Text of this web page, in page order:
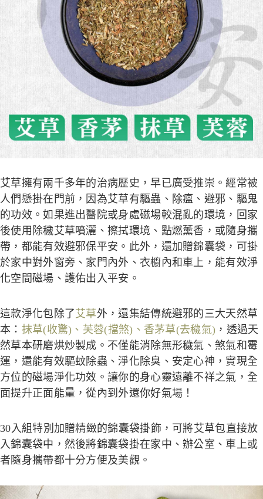
艾草擁有兩千多年的治病歷史，早已廣受推崇。經常被
人們懸掛在門前， 因為艾草有驅蟲、除瘟、避邪、驅鬼
的功效。如果進出醫院或身處磁場較混亂的環境，回家
後使用除穢艾草噴灑、擦拭環境、點燃薰香，或隨身攜
帶，都能有效避邪保平安。此外，還加贈錦囊袋，可掛
於家中對外窗旁、家門內外、衣櫥內和車上，能有效淨
化空間磁場、護佑出入平安。
這款淨化包除了艾草外，還集結傳統避邪的三大天然草
本： 抹草(收驚)、芙蓉(擋煞)、香茅草(去穢氣) ，透過天
然草本研磨烘炒製成。 不僅能消除無形穢氣、煞氣和霉
運，還能有效驅蚊除蟲、淨化除臭、安定心神，實現全
方位的磁場淨化功效。讓你的身心靈遠離不祥之氣，全
面提升正面能量，從內到外還你好氣場！
30入組特別加贈精緻的錦囊袋掛飾，可將艾草包直接放
入錦囊袋中，然後將錦囊袋掛在家中、辦公室、車上或
者隨身攜帶都十分方便及美觀。